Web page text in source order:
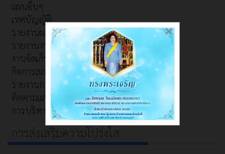
แผนอื่นๆ
เทศบัญญัติ
รายงานผลการดำเนินงาน/การปฏิบัติงาน
รายงานงบการเงิน
งานจัดเก็บและพัฒนารายได้
กิจการสภาเทศบาลตำบลท้ายดง
รายงานการใช้จ่ายงบประมาณ
ติดตามและประเมินผลแผนพัฒนา
การบริหารและพัฒนาทรัพยากรบุคคล
การส่งเสริมความโปร่งใส
×